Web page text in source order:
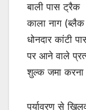
बाली पास ट्रैक
काला नाग
धोनदार कांटी
पर आने वाले
शुल्क जमा करना
पर्यावरण से